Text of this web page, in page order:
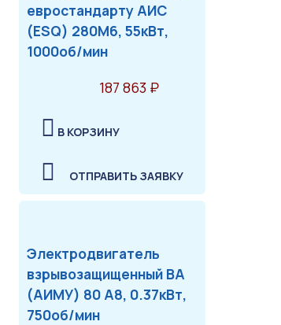
евростандарту АИС
(ESQ) 280M6, 55кВт,
1000об/мин
187 863 ₽
В КОРЗИНУ
ОТПРАВИТЬ ЗАЯВКУ
Электродвигатель
взрывозащищенный ВА
(АИМУ) 80 А8, 0.37кВт,
750об/мин